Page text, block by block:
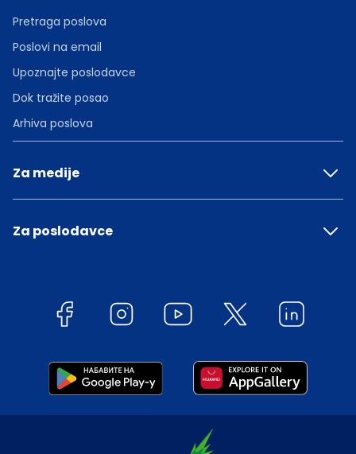
Pretraga poslova
Poslovi na email
Upoznajte poslodavce
Dok tražite posao
Arhiva poslova
Za medije
Za poslodavce